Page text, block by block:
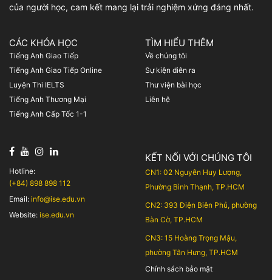
của người học, cam kết mang lại trải nghiệm xứng đáng nhất.
CÁC KHÓA HỌC
Tiếng Anh Giao Tiếp
Tiếng Anh Giao Tiếp Online
Luyện Thi IELTS
Tiếng Anh Thương Mại
Tiếng Anh Cấp Tốc 1-1
TÌM HIỂU THÊM
Về chúng tôi
Sự kiện diễn ra
Thư viện bài học
Liên hệ
KẾT NỐI VỚI CHÚNG TÔI
CN1: 02 Nguyễn Huy Lượng,
Phường Bình Thạnh, TP.HCM
CN2: 393 Điện Biên Phủ, phường
Bàn Cờ, TP.HCM
CN3: 15 Hoàng Trọng Mậu,
phường Tân Hưng, TP.HCM
Chính sách bảo mật
Hotline:
(+84) 898 898 112
Email: info@ise.edu.vn
Website: ise.edu.vn